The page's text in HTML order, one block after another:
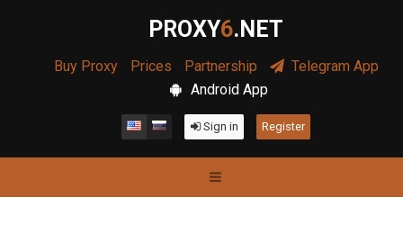
PROXY6.NET
Buy Proxy Prices Partnership
Telegram App
Android App
Sign in Register